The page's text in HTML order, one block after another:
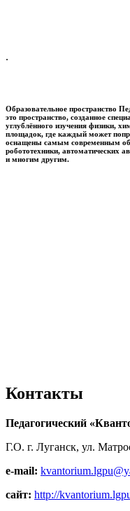
.
Образовательное пространство
это пространство, созданное
углублённого изучения физики,
площадок, где каждый может
оснащены самым современным
робототехники, автоматических
и многим другим.
Контакты
Педагогический
Г.О. г. Луганск, ул.
e-mail:
сайт: http://